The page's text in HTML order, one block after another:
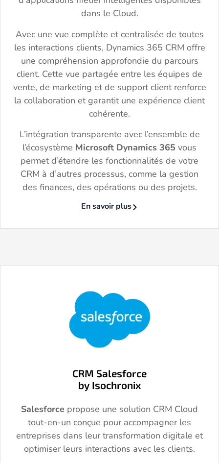
dans le Cloud.
Avec une vue complète et centralisée de toutes
les interactions clients, Dynamics 365 CRM offre
une compréhension approfondie du parcours
client. Cette vue partagée entre les équipes de
vente, de marketing et de support client renforce
la collaboration et garantit une expérience client
cohérente.
L’intégration transparente avec l’ensemble de
l’écosystème Microsoft Dynamics 365 vous
permet d’étendre les fonctionnalités de votre
CRM à d’autres processus, comme la gestion
des finances, des opérations ou des projets.
En savoir plus
CRM Salesforce
by Isochronix
Salesforce propose une solution CRM Cloud
tout-en-un conçue pour accompagner les
entreprises dans leur transformation digitale et
optimiser leurs interactions avec les clients.